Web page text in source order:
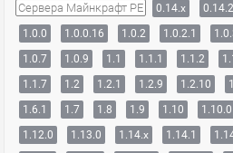
Сервера Майнкрафт PE 0.14.x 0.14.2
1.0.0
1.0.0.16 1.0.2 1.0.2.1
1.0.7
1.0.9 1.1 1.1.1 1.1.2
1.1.7
1.2 1.2.1 1.2.9 1.2.10
1.6.1
1.7 1.8 1.9 1.10 1.10.0
1.12.0
1.13.0 1.14.x 1.14.1